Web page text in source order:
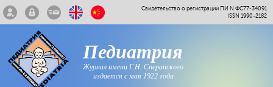
Свидетельство о регистрации ПИ N ФС77-34091
ISSN 1990-2182
Педиатрия
Журнал имени Г.Н. Сперанского
издается с мая 1922 года